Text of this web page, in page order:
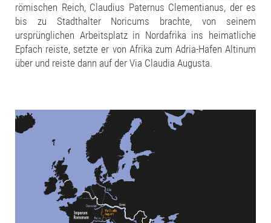
römischen Reich, Claudius Paternus Clementianus, der es
bis zu Stadthalter Noricums brachte, von seinem
ursprünglichen Arbeitsplatz in Nordafrika ins heimatliche
Epfach reiste, setzte er von Afrika zum Adria-Hafen Altinum
über und reiste dann auf der Via Claudia Augusta.